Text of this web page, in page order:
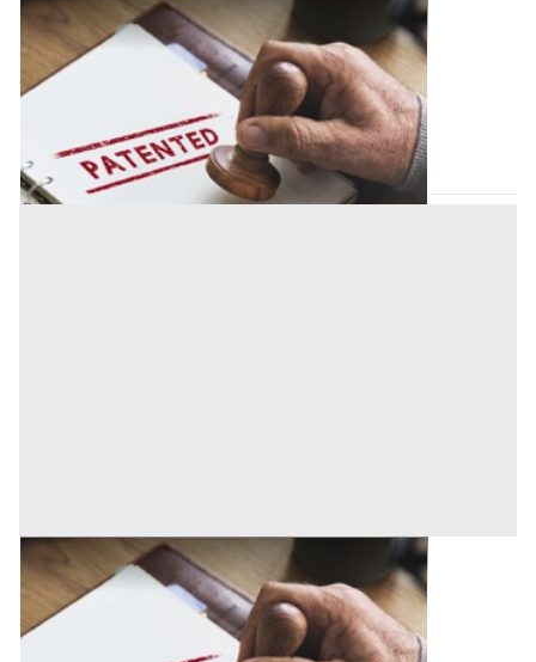
Brevetti all'asta a Firenze
Offerta minima
38.750 € 68.700 €
Codice asta:ebefd9da
29/09/2026
Brevetti all'asta a Cuneo
Offerta minima
22.800 €